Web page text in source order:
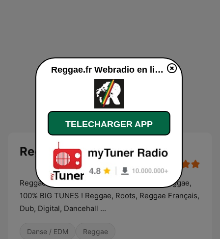
Reggae.fr Webradio
Reggae.fr Webradio La radio de la culture reggae,
100% BIG TUNES ! Reggae, Roots, Reggae Français,
Dub, Digital, Dancehall ...
Danse / EDM Reggae
Reggae.fr Webradio en ligne
TELECHARGER APP